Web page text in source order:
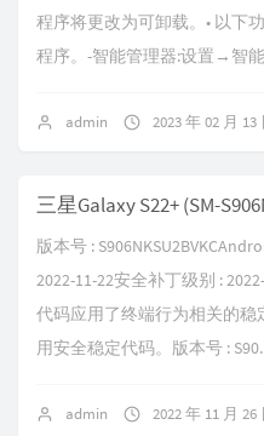
程序将更改为可卸载。• 以下
程序。-智能管理器:设置→智
admin 2023 年 02 月 13
版本号 :
2022-11-22安全补丁级别 :
代码应用了终端行为相关的稳
用安全稳定代码。版本号 :
admin 2022 年 11 月 26